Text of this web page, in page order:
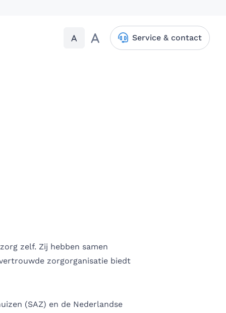
A A Service & contact
zelf. Zij hebben samen
zorgorganisatie biedt
(SAZ) en de Nederlandse